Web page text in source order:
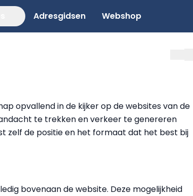
Adresgidsen Webshop
opvallend in de kijker op de websites van de
te trekken en verkeer te genereren
zelf de positie en het formaat dat het best bij
bovenaan de website. Deze mogelijkheid